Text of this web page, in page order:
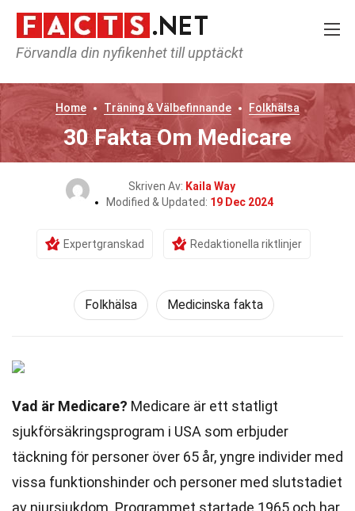
Förvandla din nyfikenhet till upptäckt
Home Träning & Välbefinnande Folkhälsa
30 Fakta Om Medicare
Skriven Av: Kaila Way
Modified & Updated: 19 Dec 2024
Expertgranskad Redaktionella riktlinjer
Folkhälsa Medicinska fakta
Vad är Medicare? Medicare är ett statligt
sjukförsäkringsprogram i USA som erbjuder
täckning för personer över 65 år, yngre individer med
vissa funktionshinder och personer med slutstadiet
av njursjukdom. Programmet startade 1965 och har